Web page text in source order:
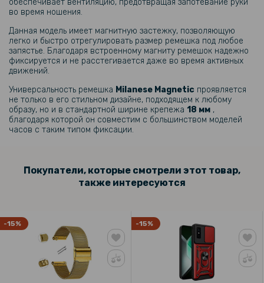
обеспечивает вентиляцию, предотвращая запотевание руки
во время ношения.
Данная модель имеет магнитную застежку, позволяющую
легко и быстро отрегулировать размер ремешка под любое
запястье. Благодаря встроенному магниту ремешок надежно
фиксируется и не расстегивается даже во время активных
движений.
Универсальность ремешка Milanese Magnetic проявляется
не только в его стильном дизайне, подходящем к любому
образу, но и в стандартной ширине крепежа 18 мм ,
благодаря которой он совместим с большинством моделей
часов с таким типом фиксации.
Покупатели, которые смотрели этот товар,
также интересуются
-15% -15%